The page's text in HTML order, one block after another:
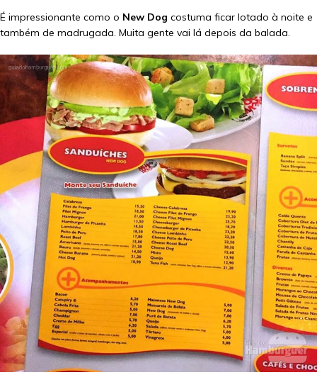
É impressionante como o New Dog costuma ficar lotado à noite e
também de madrugada. Muita gente vai lá depois da balada.